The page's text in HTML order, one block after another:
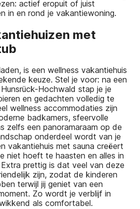
actief eropuit of juist
in en rond je vakantiewoning.
met
is een wellness vakantiehuis
keuze. Stel je voor: na een
Hochwald stap je je
en gedachten volledig te
wellness accommodaties zijn
badkamers, sfeervolle
zelfs een panoramaraam op de
onderdeel wordt van je
vakantiehuis met sauna creëert
niet hoeft te haasten en alles in
prettig is dat veel van deze
zijn, zodat de kinderen
terwijl jij geniet van een
Zo wordt je verblijf in
als comfortabel.